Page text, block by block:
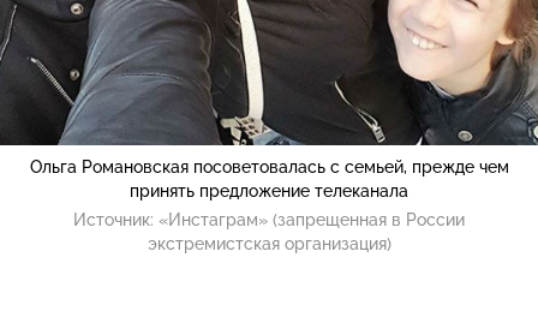
Ольга Романовская посоветовалась с семьей, прежде чем
принять предложение телеканала
Источник: «Инстаграм» (запрещенная в России
экстремистская организация)